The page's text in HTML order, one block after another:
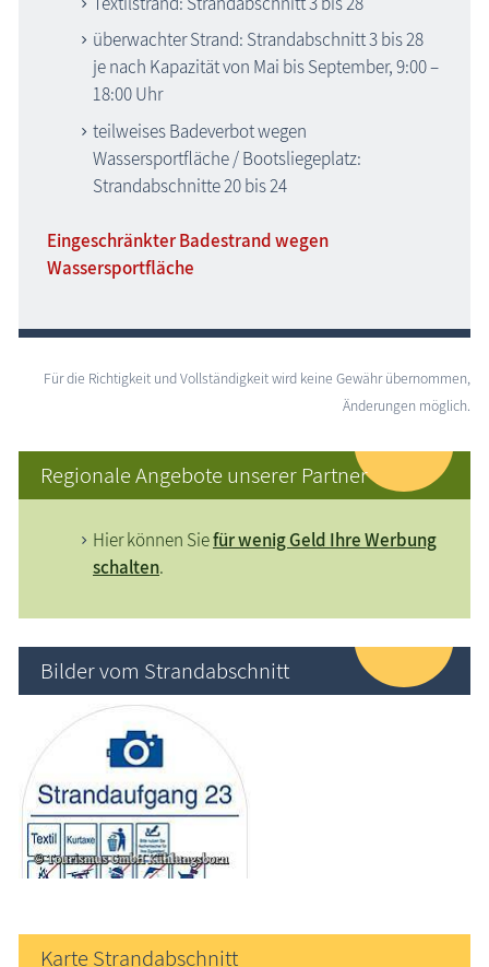
überwachter Strand: Strandabschnitt 3 bis 28
je nach Kapazität von Mai bis September, 9:00 –
18:00 Uhr
teilweises Badeverbot wegen
Wassersportfläche / Bootsliegeplatz:
Strandabschnitte 20 bis 24
Eingeschränkter Badestrand wegen
Wassersportfläche
Für die Richtigkeit und Vollständigkeit wird keine Gewähr übernommen,
Änderungen möglich.
Regionale Angebote unserer Partner
Hier können Siefür wenig Geld Ihre Werbung
schalten.
Bilder vom Strandabschnitt
Karte Strandabschnitt